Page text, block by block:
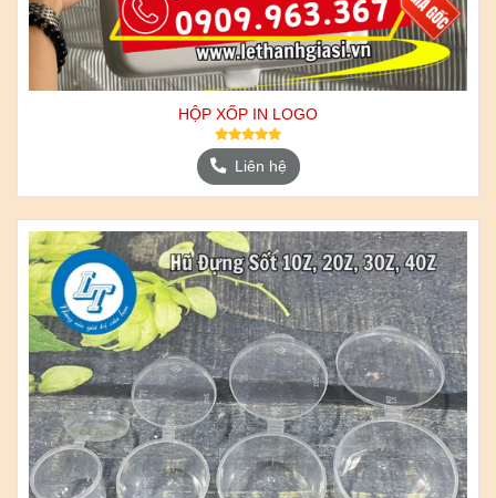
HỘP XỐP IN LOGO
Liên hệ